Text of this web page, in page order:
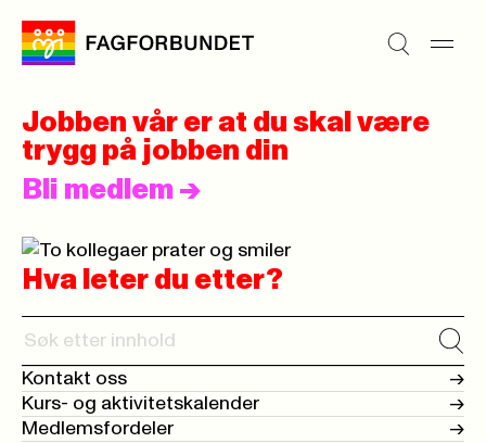
Jobben vår er at du skal være
trygg på jobben din
Bli medlem ->
Hva leter du etter?
Kontakt oss
->
Kurs- og aktivitetskalender
->
Medlemsfordeler
->